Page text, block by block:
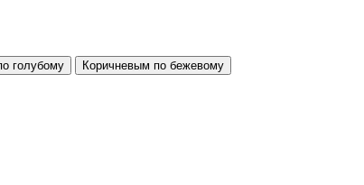
голубому Коричневым по бежевому